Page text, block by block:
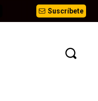
Suscríbete